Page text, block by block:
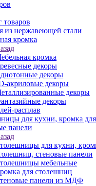
товаров
из нержавеющей стали
кромка
кромка
декоры
декоры
акриловые декоры
декоры
декоры
расплав
для кухни, кромка
панели
для кухни,
стеновые панели
мебельные
для столешниц
панели из МДФ